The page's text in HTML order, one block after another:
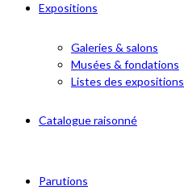
Expositions
Galeries & salons
Musées & fondations
Listes des expositions
Catalogue raisonné
Parutions